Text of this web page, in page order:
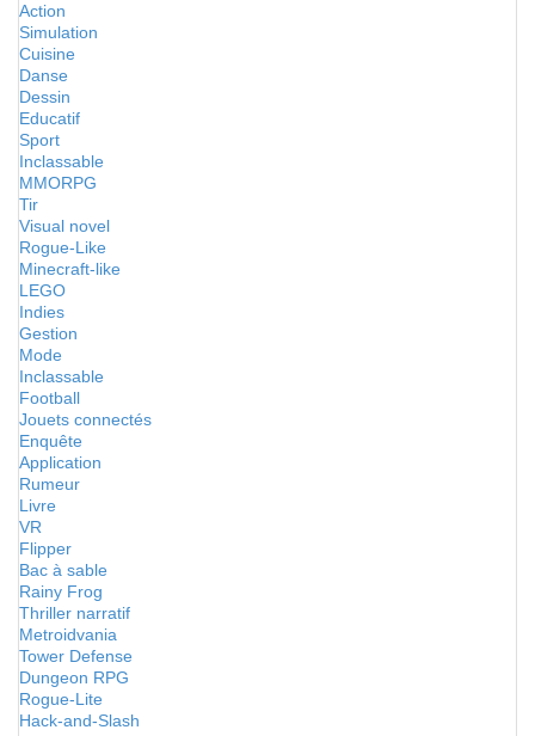
Action
Simulation
Cuisine
Danse
Dessin
Educatif
Sport
Inclassable
MMORPG
Tir
Visual novel
Rogue-Like
Minecraft-like
LEGO
Indies
Gestion
Mode
Inclassable
Football
Jouets connectés
Enquête
Application
Rumeur
Livre
VR
Flipper
Bac à sable
Rainy Frog
Thriller narratif
Metroidvania
Tower Defense
Dungeon RPG
Rogue-Lite
Hack-and-Slash